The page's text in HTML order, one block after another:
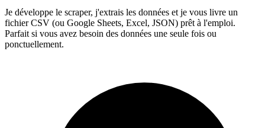
Je développe le scraper, j'extrais les données et je vous livre un
fichier CSV (ou Google Sheets, Excel, JSON) prêt à l'emploi.
Parfait si vous avez besoin des données une seule fois ou
ponctuellement.